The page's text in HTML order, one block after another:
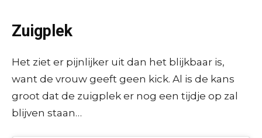
Zuigplek
Het ziet er pijnlijker uit dan het blijkbaar is,
want de vrouw geeft geen kick. Al is de kans
groot dat de zuigplek er nog een tijdje op zal
blijven staan…